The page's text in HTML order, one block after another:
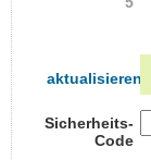
aktualisieren
Sicherheits-
Code